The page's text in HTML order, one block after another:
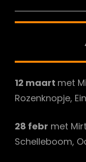
12 maart met
Rozenknopje,
28 febr met
Schelleboom,